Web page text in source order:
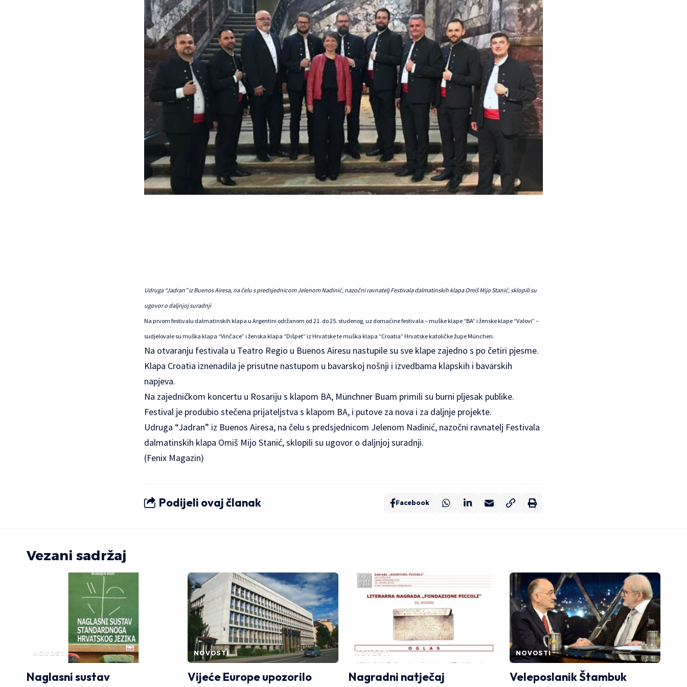
Udruga “Jadran” iz Buenos Airesa, na čelu s predsjednicom Jelenom Nadinić, nazočni ravnatelj Festivala dalmatinskih klapa Omiš Mijo Stanić, sklopili su
ugovor o daljnjoj suradnji
Na prvom festivalu dalmatinskih klapa u Argentini održanom od 21. do 25. studenog, uz domaćine festivala – muške klape “BA” i ženske klape “Valovi” –
sudjelovale su muška klapa “Vinčace” i ženska klapa “Dišpet” iz Hrvatske te muška klapa “Croatia” Hrvatske katoličke župe München.
Na otvaranju festivala u Teatro Regio u Buenos Airesu nastupile su sve klape zajedno s po četiri pjesme.
Klapa Croatia iznenadila je prisutne nastupom u bavarskoj nošnji i izvedbama klapskih i bavarskih
napjeva.
Na zajedničkom koncertu u Rosariju s klapom BA, Münchner Buam primili su burni pljesak publike.
Festival je produbio stečena prijateljstva s klapom BA, i putove za nova i za daljnje projekte.
Udruga “Jadran” iz Buenos Airesa, na čelu s predsjednicom Jelenom Nadinić, nazočni ravnatelj Festivala
dalmatinskih klapa Omiš Mijo Stanić, sklopili su ugovor o daljnjoj suradnji.
(Fenix Magazin)
Podijeli ovaj članak Facebook
Vezani sadržaj
NOVOSTI
Naglasni sustav
NOVOSTI
Vijeće Europe upozorilo
NOVOSTI
Nagradni natječaj
NOVOSTI
Veleposlanik Štambuk